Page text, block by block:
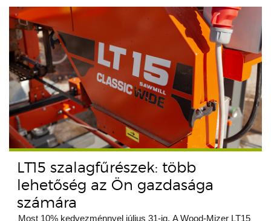
LT15 szalagfűrészek: több
lehetőség az Ön gazdasága
számára
Most 10% kedvezménnyel július 31-ig. A Wood-Mizer LT15